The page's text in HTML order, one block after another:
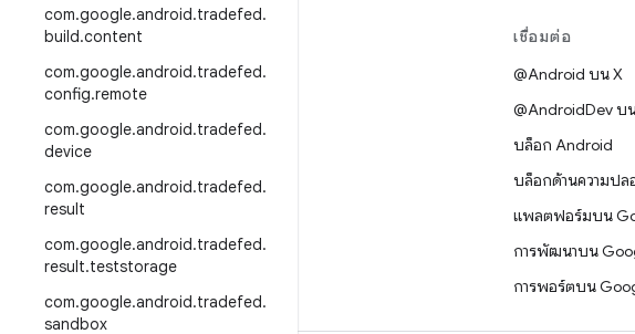
com.google.android.tradefed.
build.content
com.google.android.tradefed.
config.remote
com.google.android.tradefed.
device
com.google.android.tradefed.
result
com.google.android.tradefed.
result.teststorage
com.google.android.tradefed.
sandbox
บิวด์
ที่เก็บสำหรับ Android
ข้อกำหนด
ดาวน์โหลด
แสดงพรีวิวไบนารี
อิมเมจเวอร์ชันโรงงาน
ไบนารีไดรเวอร์
เชื่อมต่อ
@Android บน X
@AndroidDev บ
บล็อก Android
บล็อกด้านความป
แพลตฟอร์มบน
การพัฒนาบน
การพอร์ตบน